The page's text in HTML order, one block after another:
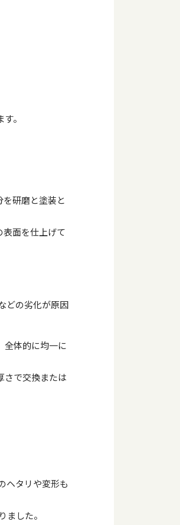
。
研磨と塗装と
表面を仕上げて
どの劣化が原因
全体的に均一に
さで交換または
ヘタリや変形も
した。